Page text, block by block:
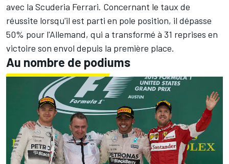
avec la Scuderia Ferrari. Concernant le taux de
réussite lorsqu'il est parti en pole position, il dépasse
50% pour l'Allemand, qui a transformé à 31 reprises en
victoire son envol depuis la première place.
Au nombre de podiums